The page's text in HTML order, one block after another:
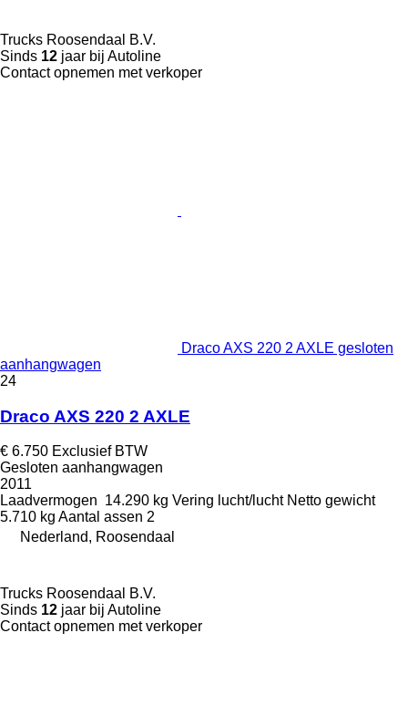
Trucks Roosendaal B.V.
Sinds 12 jaar bij Autoline
Contact opnemen met verkoper
Draco AXS 220 2 AXLE gesloten
aanhangwagen
24
Draco AXS 220 2 AXLE
€ 6.750 Exclusief BTW
Gesloten aanhangwagen
2011
Laadvermogen 14.290 kg Vering lucht/lucht Netto gewicht
5.710 kg Aantal assen 2
Nederland, Roosendaal
Trucks Roosendaal B.V.
Sinds 12 jaar bij Autoline
Contact opnemen met verkoper